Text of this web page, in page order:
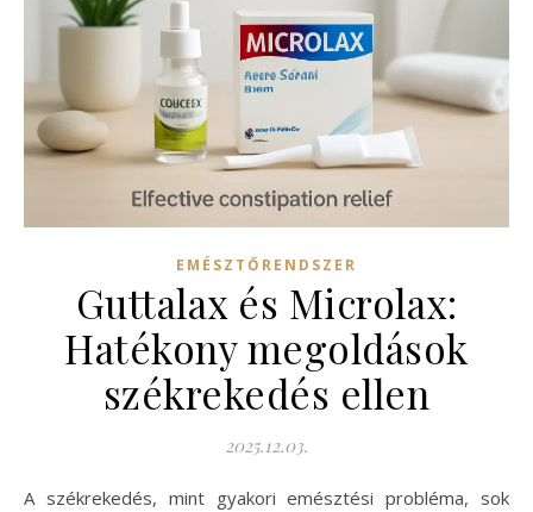
EMÉSZTŐRENDSZER
Guttalax és Microlax:
Hatékony megoldások
székrekedés ellen
2025.12.03.
A székrekedés, mint gyakori emésztési probléma, sok